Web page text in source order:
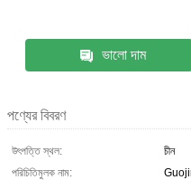
ভালো দাম
পণ্যের বিবরণ
উৎপত্তি স্থল:
চীন
পরিচিতিমুলক নাম: